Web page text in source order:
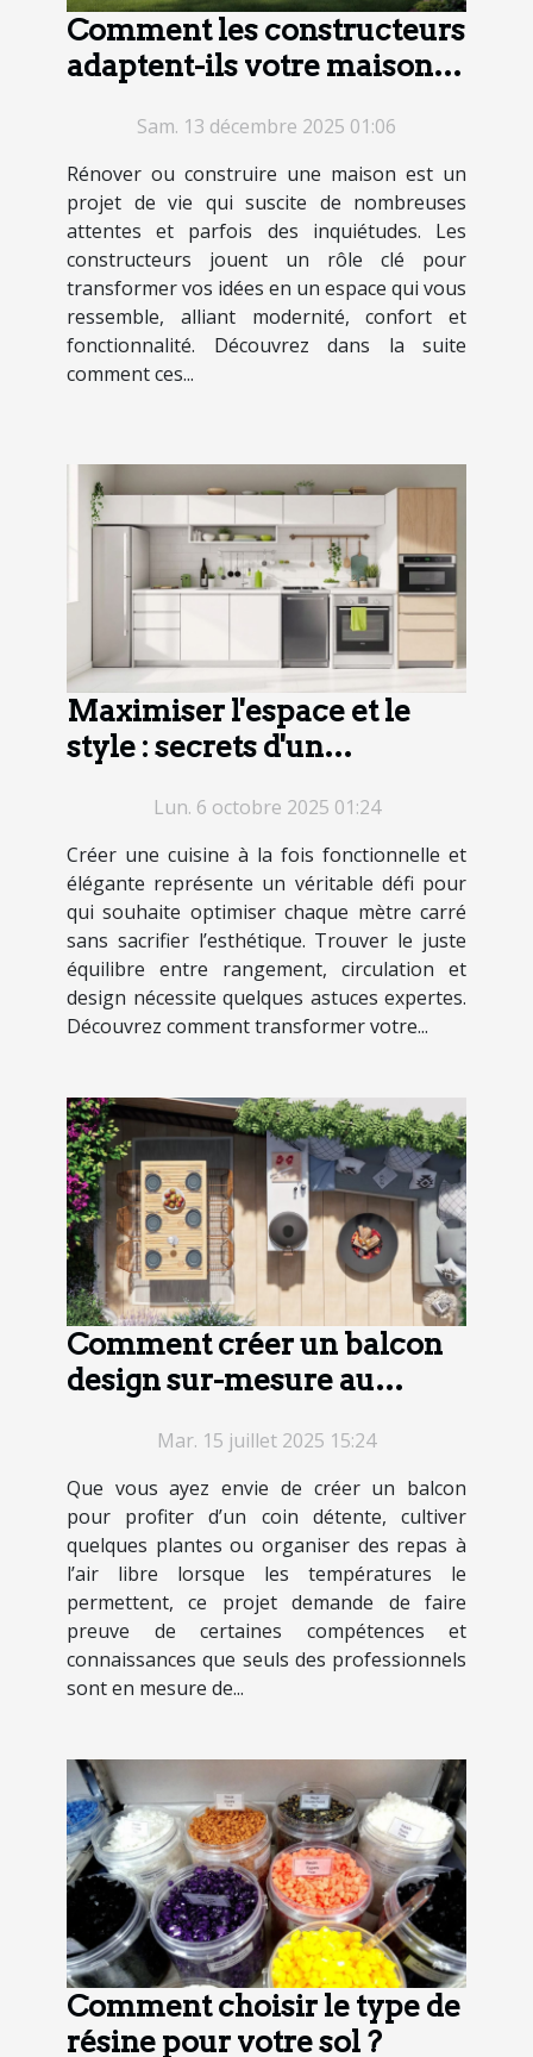
Comment les constructeurs
adaptent-ils votre maison à
Sam. 13 décembre 2025 01:06
Rénover ou construire une maison est un
projet de vie qui suscite de nombreuses
attentes et parfois des inquiétudes. Les
constructeurs jouent un rôle clé pour
transformer vos idées en un espace qui vous
ressemble, alliant modernité, confort et
fonctionnalité. Découvrez dans la suite
comment ces...
Maximiser l'espace et le
style : secrets d'un
Lun. 6 octobre 2025 01:24
Créer une cuisine à la fois fonctionnelle et
élégante représente un véritable défi pour
qui souhaite optimiser chaque mètre carré
sans sacrifier l’esthétique. Trouver le juste
équilibre entre rangement, circulation et
design nécessite quelques astuces expertes.
Découvrez comment transformer votre...
Comment créer un balcon
design sur-mesure au
Mar. 15 juillet 2025 15:24
Que vous ayez envie de créer un balcon
pour profiter d’un coin détente, cultiver
quelques plantes ou organiser des repas à
l’air libre lorsque les températures le
permettent, ce projet demande de faire
preuve de certaines compétences et
connaissances que seuls des professionnels
sont en mesure de...
Comment choisir le type de
résine pour votre sol ?